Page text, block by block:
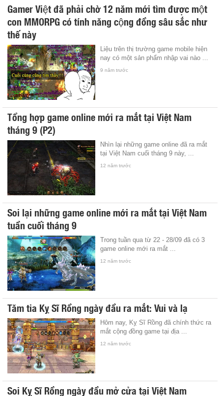
Gamer Việt đã phải chờ 12 năm mới tìm được một
con MMORPG có tính năng cộng đồng sâu sắc như
thế này
Liệu trên thị trường game mobile hiện
nay có một sản phẩm nhập vai nào ...
9 năm trước
Tổng hợp game online mới ra mắt tại Việt Nam
tháng 9 (P2)
Nhìn lại những game online đã ra mắt
tại Việt Nam cuối tháng 9 này, ...
12 năm trước
Soi lại những game online mới ra mắt tại Việt Nam
tuần cuối tháng 9
Trong tuần qua từ 22 - 28/09 đã có 3
game online mới ra mắt ...
12 năm trước
Tăm tia Kỵ Sĩ Rồng ngày đầu ra mắt: Vui và lạ
Hôm nay, Kỵ Sĩ Rồng đã chính thức ra
mắt cộng đồng game tại địa ...
12 năm trước
Soi Kỵ Sĩ Rồng ngày đầu mở cửa tại Việt Nam